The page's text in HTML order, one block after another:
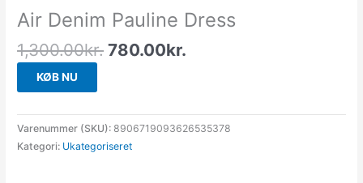
Air Denim Pauline Dress
1,300.00kr. 780.00kr.
KØB NU
Varenummer (SKU):8906719093626535378
Kategori: Ukategoriseret